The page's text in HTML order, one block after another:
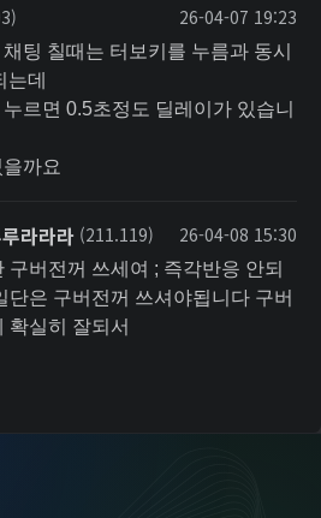
26-04-07 19:23
팅 칠때는 터보키를 누름과 동시
데
르면 0.5초정도 딜레이가 있습니
까요
라라라 (211.119) 26-04-08 15:30
구버전꺼 쓰세여 ; 즉각반응 안되
단은 구버전꺼 쓰셔야됩니다 구버
확실히 잘되서